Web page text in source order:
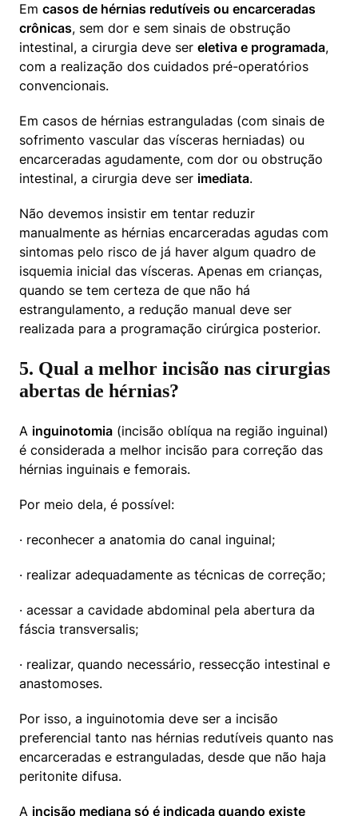
Em casos de hérnias redutíveis ou encarceradas
crônicas, sem dor e sem sinais de obstrução
intestinal, a cirurgia deve ser eletiva e programada,
com a realização dos cuidados pré-operatórios
convencionais.
Em casos de hérnias estranguladas (com sinais de
sofrimento vascular das vísceras herniadas) ou
encarceradas agudamente, com dor ou obstrução
intestinal, a cirurgia deve ser imediata.
Não devemos insistir em tentar reduzir
manualmente as hérnias encarceradas agudas com
sintomas pelo risco de já haver algum quadro de
isquemia inicial das vísceras. Apenas em crianças,
quando se tem certeza de que não há
estrangulamento, a redução manual deve ser
realizada para a programação cirúrgica posterior.
5. Qual a melhor incisão nas cirurgias
abertas de hérnias?
A inguinotomia (incisão oblíqua na região inguinal)
é considerada a melhor incisão para correção das
hérnias inguinais e femorais.
Por meio dela, é possível:
· reconhecer a anatomia do canal inguinal;
· realizar adequadamente as técnicas de correção;
· acessar a cavidade abdominal pela abertura da
fáscia transversalis;
· realizar, quando necessário, ressecção intestinal e
anastomoses.
Por isso, a inguinotomia deve ser a incisão
preferencial tanto nas hérnias redutíveis quanto nas
encarceradas e estranguladas, desde que não haja
peritonite difusa.
A incisão mediana só é indicada quando existe